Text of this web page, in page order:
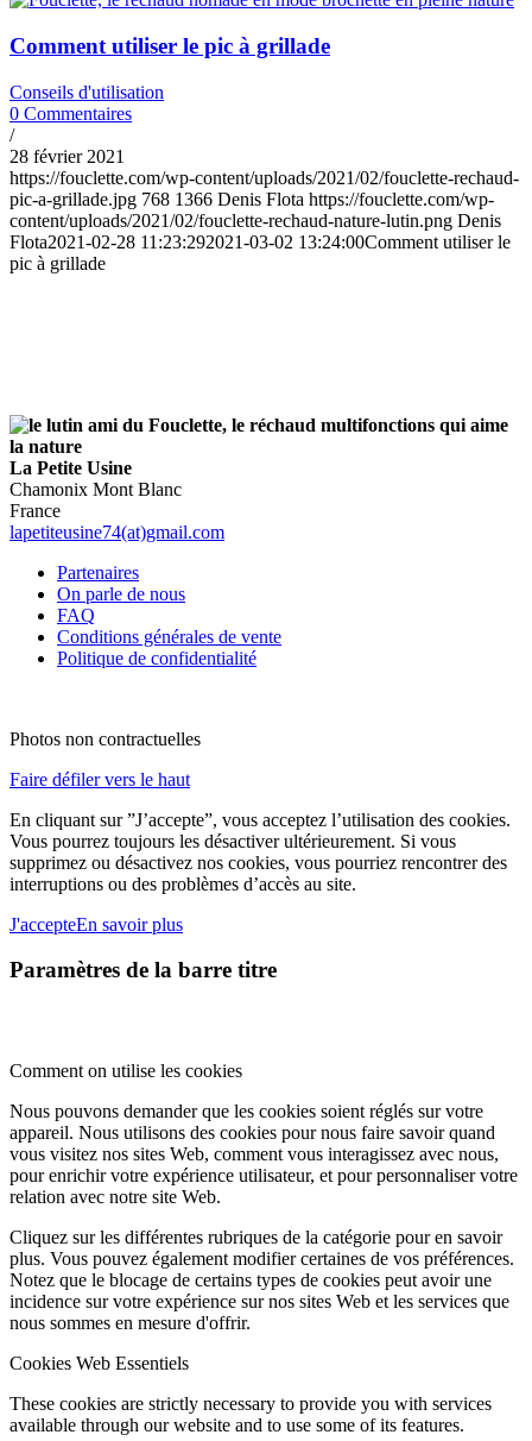
Comment utiliser le pic à grillade
Conseils d'utilisation
0 Commentaires
/
28 février 2021
https://fouclette.com/wp-content/uploads/2021/02/fouclette-rechaud-
pic-a-grillade.jpg 768 1366 Denis Flota https://fouclette.com/wp-
content/uploads/2021/02/fouclette-rechaud-nature-lutin.png Denis
Flota2021-02-28 11:23:292021-03-02 13:24:00Comment utiliser le
pic à grillade
La Petite Usine
Chamonix Mont Blanc
France
lapetiteusine74(at)gmail.com
Partenaires
On parle de nous
FAQ
Conditions générales de vente
Politique de confidentialité
Photos non contractuelles
Faire défiler vers le haut
En cliquant sur ”J’accepte”, vous acceptez l’utilisation des cookies.
Vous pourrez toujours les désactiver ultérieurement. Si vous
supprimez ou désactivez nos cookies, vous pourriez rencontrer des
interruptions ou des problèmes d’accès au site.
J'accepteEn savoir plus
Paramètres de la barre titre
Comment on utilise les cookies
Nous pouvons demander que les cookies soient réglés sur votre
appareil. Nous utilisons des cookies pour nous faire savoir quand
vous visitez nos sites Web, comment vous interagissez avec nous,
pour enrichir votre expérience utilisateur, et pour personnaliser votre
relation avec notre site Web.
Cliquez sur les différentes rubriques de la catégorie pour en savoir
plus. Vous pouvez également modifier certaines de vos préférences.
Notez que le blocage de certains types de cookies peut avoir une
incidence sur votre expérience sur nos sites Web et les services que
nous sommes en mesure d'offrir.
Cookies Web Essentiels
These cookies are strictly necessary to provide you with services
available through our website and to use some of its features.